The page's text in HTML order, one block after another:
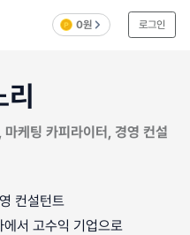
0원 로그인
케팅 카피라이터, 경영 컨설
컨설턴트
서 고수익 기업으로